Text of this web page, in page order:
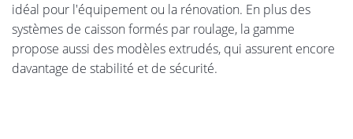
idéal pour l'équipement ou la rénovation. En plus des
systèmes de caisson formés par roulage, la gamme
propose aussi des modèles extrudés, qui assurent encore
davantage de stabilité et de sécurité.